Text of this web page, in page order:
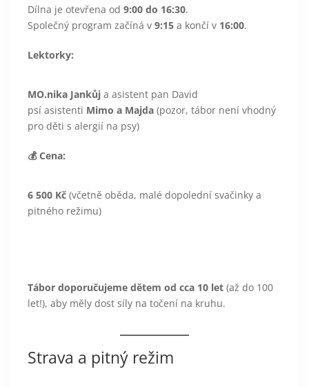
Dílna je otevřena od 9:00 do 16:30.
Společný program začíná v 9:15 a končí v 16:00.
Lektorky:
MO.nika Jankůj a asistent pan David
psí asistenti Mimo a Majda (pozor, tábor není vhodný
pro děti s alergií na psy)
💰 Cena:
6 500 Kč (včetně oběda, malé dopolední svačinky a
pitného režimu)
Tábor doporučujeme dětem od cca 10 let (až do 100
let!), aby měly dost síly na točení na kruhu.
Strava a pitný režim